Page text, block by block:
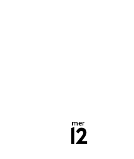
mer
12